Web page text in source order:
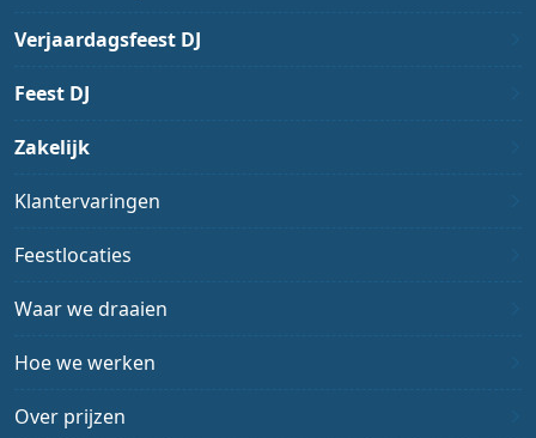
Verjaardagsfeest DJ
Feest DJ
Zakelijk
Klantervaringen
Feestlocaties
Waar we draaien
Hoe we werken
Over prijzen